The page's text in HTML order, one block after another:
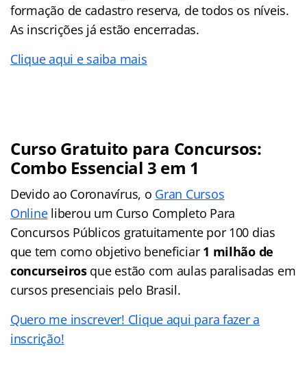
formação de cadastro reserva, de todos os níveis.
As inscrições já estão encerradas.
Clique aqui e saiba mais
Curso Gratuito para Concursos:
Combo Essencial 3 em 1
Devido ao Coronavírus, o Gran Cursos
Onlineliberou um Curso Completo Para
Concursos Públicos gratuitamente por 100 dias
que tem como objetivo beneficiar 1 milhão de
concurseirosque estão com aulas paralisadas em
cursos presenciais pelo Brasil.
Quero me inscrever! Clique aqui para fazer a
inscrição!